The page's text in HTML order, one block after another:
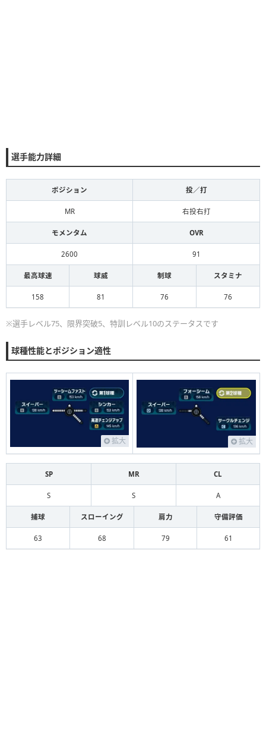
選手能力詳細
ポジション 投／打
MR 右投右打
モメンタム OVR
2600 91
最高球速 球威 制球 スタミナ
158 81 76 76
※選手レベル75、限界突破5、特訓レベル10のステータスです
球種性能とポジション適性
拡大 拡大
SP MR CL
S S A
捕球 スローイング 肩力 守備評価
63 68 79 61